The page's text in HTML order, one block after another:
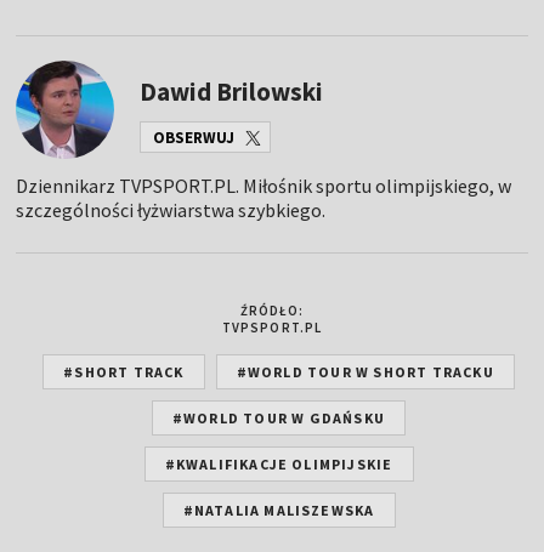
Dawid Brilowski
OBSERWUJ
Dziennikarz TVPSPORT.PL. Miłośnik sportu olimpijskiego, w
szczególności łyżwiarstwa szybkiego.
ŹRÓDŁO:
TVPSPORT.PL
#SHORT TRACK #WORLD TOUR W SHORT TRACKU
#WORLD TOUR W GDAŃSKU
#KWALIFIKACJE OLIMPIJSKIE
#NATALIA MALISZEWSKA